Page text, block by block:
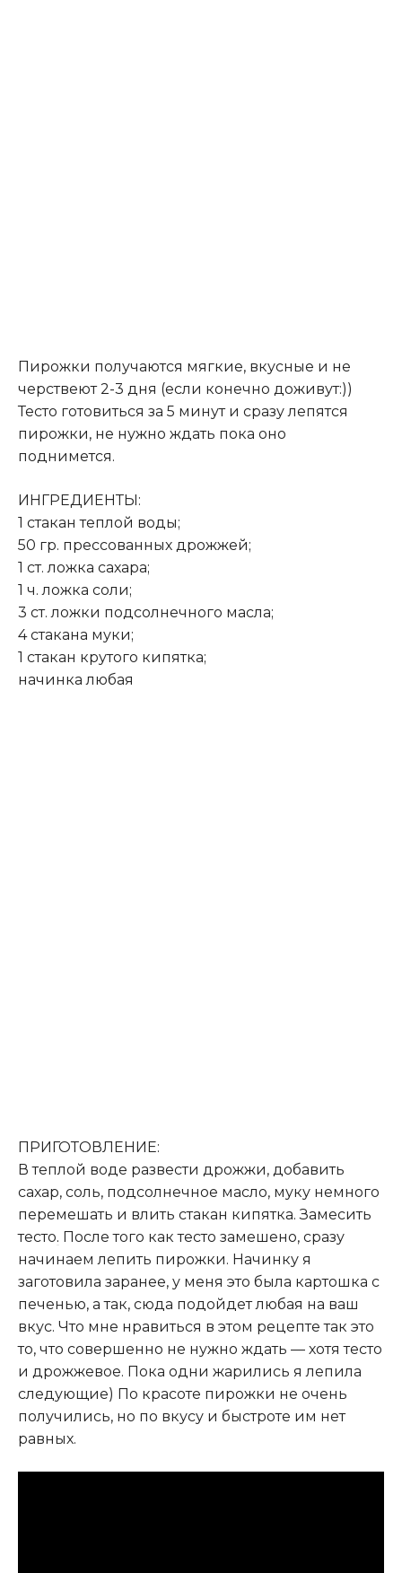
Пирожки получаются мягкие, вкусные и не
черствеют 2-3 дня (если конечно доживут:))
Тесто готовиться за 5 минут и сразу лепятся
пирожки, не нужно ждать пока оно
поднимется.
ИНГРЕДИЕНТЫ:
1 стакан теплой воды;
50 гр. прессованных дрожжей;
1 ст. ложка сахара;
1 ч. ложка соли;
3 ст. ложки подсолнечного масла;
4 стакана муки;
1 стакан крутого кипятка;
начинка любая
ПРИГОТОВЛЕНИЕ:
В теплой воде развести дрожжи, добавить
сахар, соль, подсолнечное масло, муку немного
перемешать и влить стакан кипятка. Замесить
тесто. После того как тесто замешено, сразу
начинаем лепить пирожки. Начинку я
заготовила заранее, у меня это была картошка с
печенью, а так, сюда подойдет любая на ваш
вкус. Что мне нравиться в этом рецепте так это
то, что совершенно не нужно ждать — хотя тесто
и дрожжевое. Пока одни жарились я лепила
следующие) По красоте пирожки не очень
получились, но по вкусу и быстроте им нет
равных.